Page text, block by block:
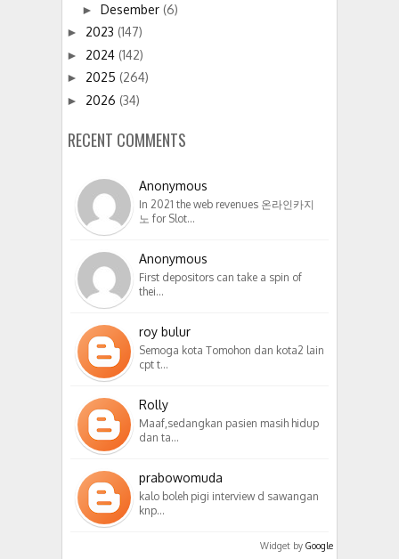
► Desember (6)
► 2023 (147)
► 2024 (142)
► 2025 (264)
► 2026 (34)
RECENT COMMENTS
Anonymous
In 2021 the web revenues 온라인카지
노 for Slot…
Anonymous
First depositors can take a spin of
thei…
roy bulur
Semoga kota Tomohon dan kota2 lain
cpt t…
Rolly
Maaf,sedangkan pasien masih hidup
dan ta…
prabowomuda
kalo boleh pigi interview d sawangan
knp…
Widget by Google